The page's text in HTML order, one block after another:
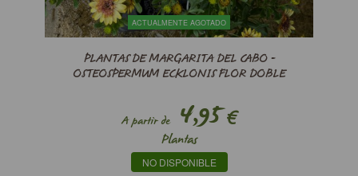
ACTUALMENTE AGOTADO
PLANTAS DE MARGARITA DEL CABO -
OSTEOSPERMUM ECKLONIS FLOR DOBLE
A partir de4,95€
Plantas
NO DISPONIBLE